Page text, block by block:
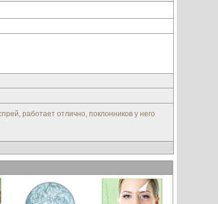
работает отлично, поклонников у него